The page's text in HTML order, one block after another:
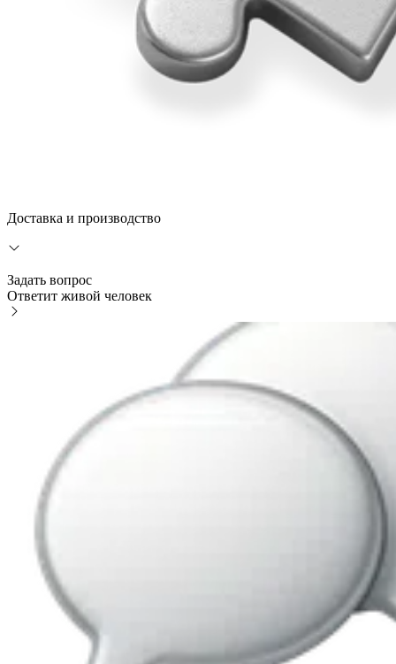
Доставка и производство
Задать вопрос
Ответит живой человек